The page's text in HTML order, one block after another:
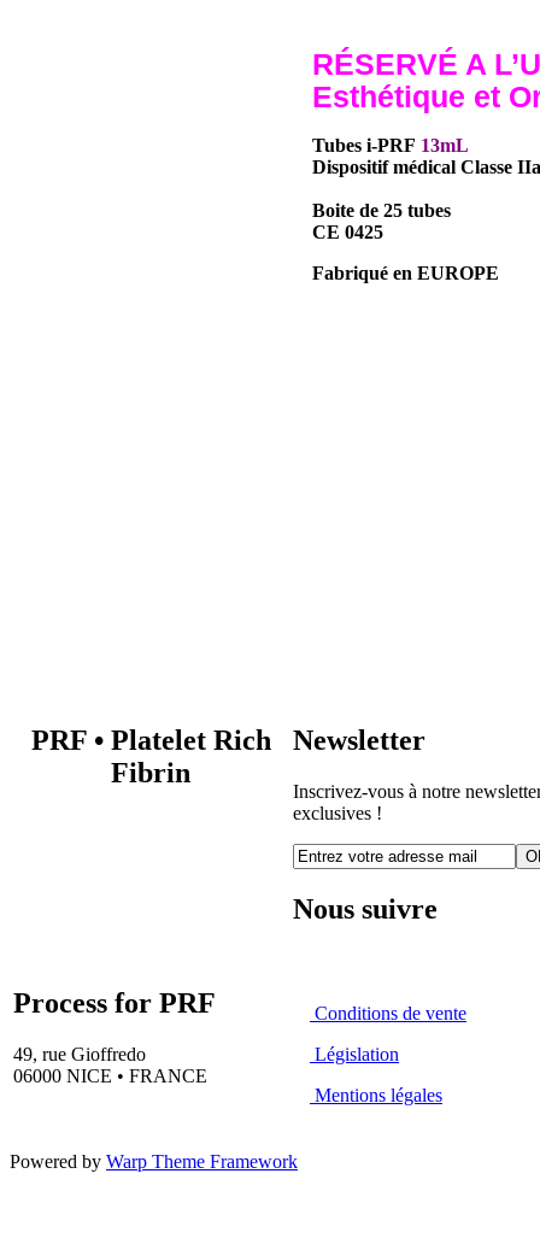
RÉSERVÉ A
Esthétique et
Tubes i-PRF 13mL
Dispositif médical Classe
Boite de 25 tubes
CE 0425
Fabriqué en EUROPE
PRF •Platelet Rich
Fibrin
Newsletter
Inscrivez-vous à notre
exclusives !
Nous suivre
Process for PRF
49, rue Gioffredo
06000 NICE • FRANCE
Conditions de vente
Législation
Mentions légales
Powered by Warp Theme Framework